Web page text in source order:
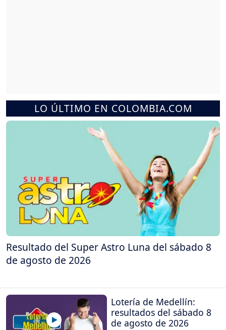
LO ÚLTIMO EN COLOMBIA.COM
Resultado del Super Astro Luna del sábado 8
de agosto de 2026
Lotería de Medellín:
resultados del sábado 8
de agosto de 2026